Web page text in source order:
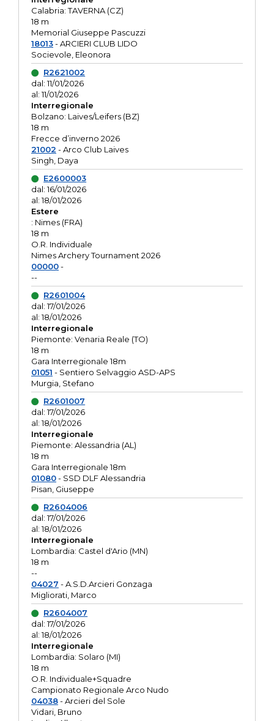
Calabria: TAVERNA (CZ)
18 m
Memorial Giuseppe Pascuzzi
18013- ARCIERI CLUB LIDO
Socievole, Eleonora
R2621002
dal: 11/01/2026
al: 11/01/2026
Interregionale
Bolzano: Laives/Leifers (BZ)
18 m
Frecce d’inverno 2026
21002 - Arco Club Laives
Singh, Daya
E2600003
dal: 16/01/2026
al: 18/01/2026
Estere
: Nimes (FRA)
18 m
O.R. Individuale
Nimes Archery Tournament 2026
00000-
--
R2601004
dal: 17/01/2026
al: 18/01/2026
Interregionale
Piemonte: Venaria Reale (TO)
18 m
Gara Interregionale 18m
01051 - Sentiero Selvaggio ASD-APS
Murgia, Stefano
R2601007
dal: 17/01/2026
al: 18/01/2026
Interregionale
Piemonte: Alessandria (AL)
18 m
Gara Interregionale 18m
01080- SSD DLF Alessandria
Pisan, Giuseppe
R2604006
dal: 17/01/2026
al: 18/01/2026
Interregionale
Lombardia: Castel d'Ario (MN)
18 m
--
04027 - A.S.D.Arcieri Gonzaga
Migliorati, Marco
R2604007
dal: 17/01/2026
al: 18/01/2026
Interregionale
Lombardia: Solaro (MI)
18 m
O.R. Individuale+Squadre
Campionato Regionale Arco Nudo
04038- Arcieri del Sole
Vidari, Bruno